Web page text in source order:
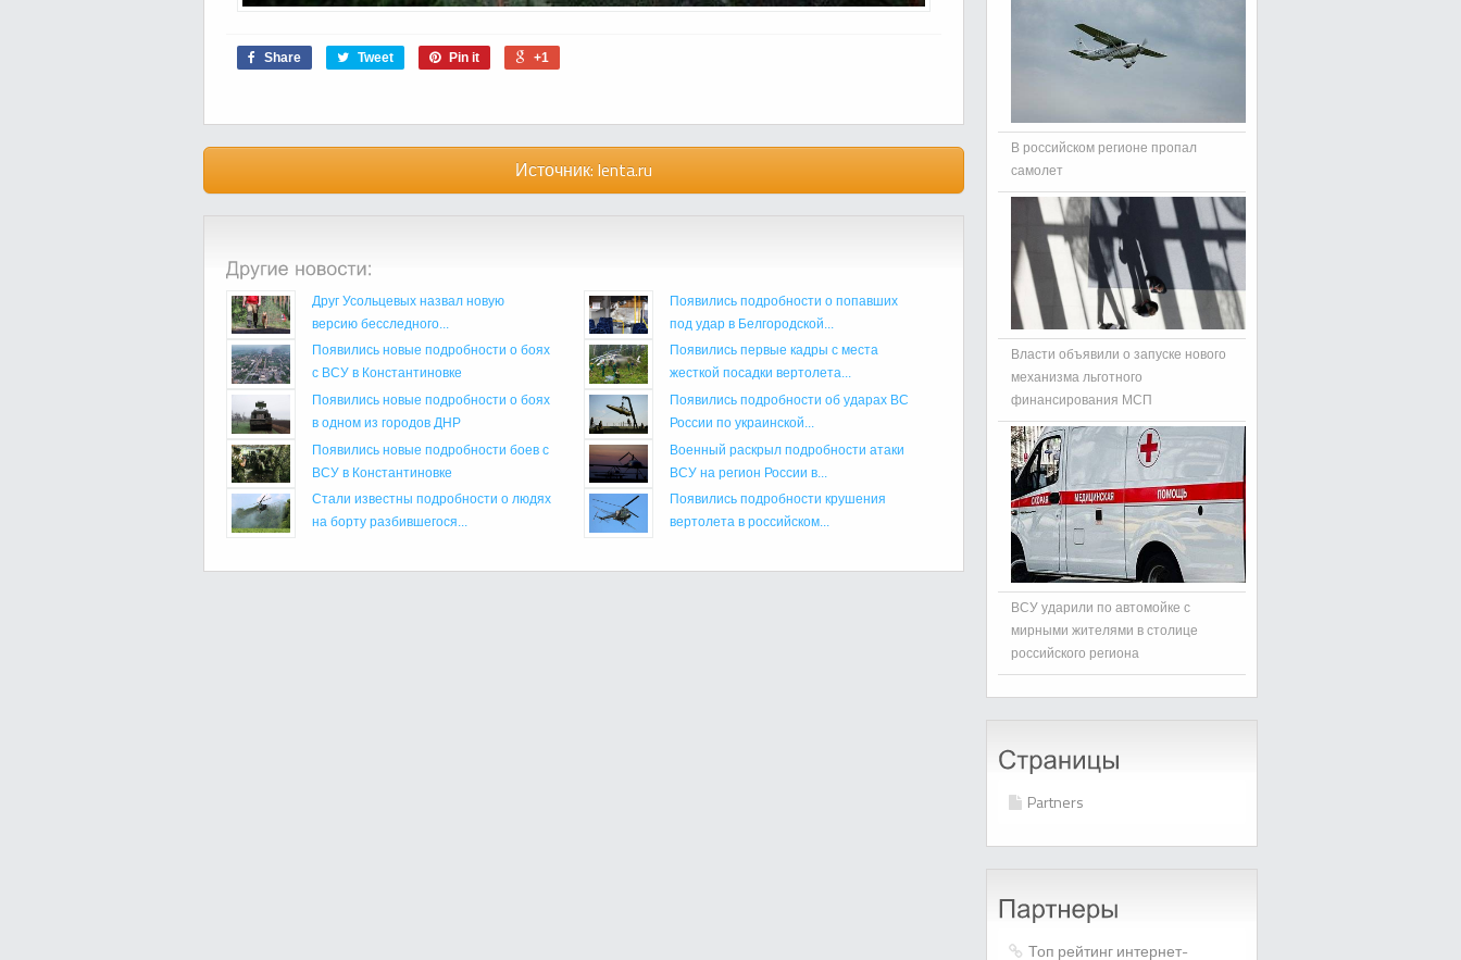
Share Tweet Pin it +1
Источник: lenta.ru
Друг Усольцевых назвал новую
версию бесследного...
Появились подробности о попавших
под удар в Белгородской...
Появились новые подробности о боях
с ВСУ в Константиновке
Появились первые кадры с места
жесткой посадки вертолета...
Появились новые подробности о боях
в одном из городов ДНР
Появились подробности об ударах ВС
России по украинской...
Появились новые подробности боев с
ВСУ в Константиновке
Военный раскрыл подробности атаки
ВСУ на регион России в...
Стали известны подробности о людях
на борту разбившегося...
Появились подробности крушения
вертолета в российском...
В российском регионе пропал
самолет
Власти объявили о запуске нового
механизма льготного
финансирования МСП
ВСУ ударили по автомойке с
мирными жителями в столице
российского региона
Partners
Топ рейтинг интернет-